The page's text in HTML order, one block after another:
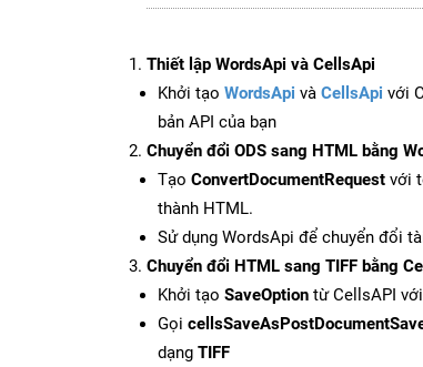
Thiết lập WordsApi và CellsApi
Khởi tạo WordsApi và CellsApi với
bản API của bạn
Chuyển đổi ODS sang HTML bằng
Tạo ConvertDocumentRequest với
thành HTML.
Sử dụng WordsApi để chuyển đổi
Chuyển đổi HTML sang TIFF bằng
Khởi tạo SaveOption từ CellsAPI
Gọi
dạng TIFF